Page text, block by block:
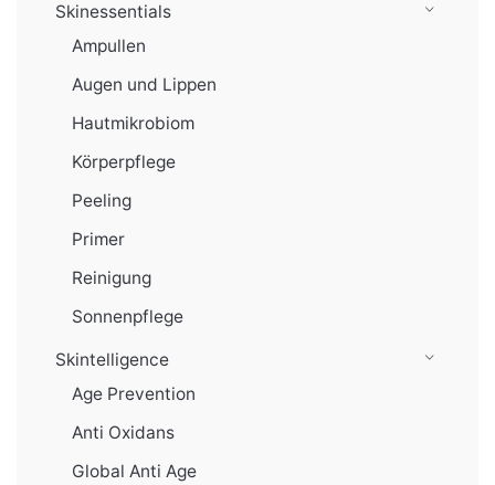
Skinessentials
Ampullen
Augen und Lippen
Hautmikrobiom
Körperpflege
Peeling
Primer
Reinigung
Sonnenpflege
Skintelligence
Age Prevention
Anti Oxidans
Global Anti Age